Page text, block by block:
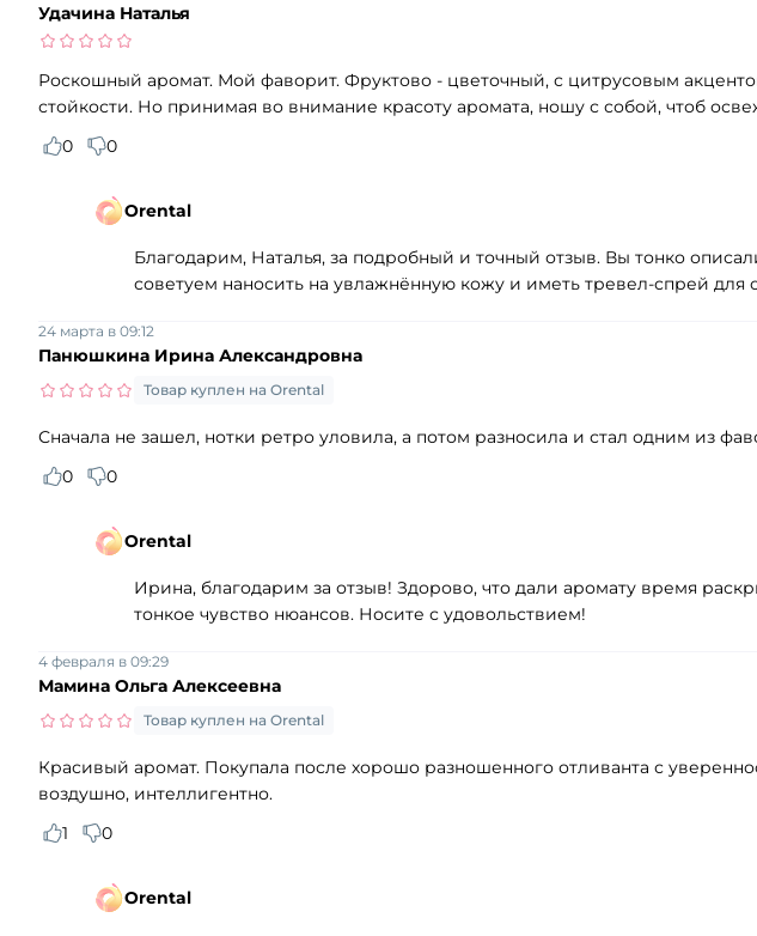
Удачина Наталья
Роскошный аромат. Мой фаворит. Фруктово - цветочный, с цитрусовым
стойкости. Но принимая во внимание красоту аромата, ношу с собой, чтоб
0
0
Orental
Благодарим, Наталья, за подробный и точный отзыв. Вы тонко
советуем наносить на увлажнённую кожу и иметь тревел‑спрей
Панюшкина Ирина Александровна
24 марта в 09:12
Товар куплен на Orental
Сначала не зашел, нотки ретро уловила, а потом разносила и стал одним из
0
0
Orental
Ирина, благодарим за отзыв! Здорово, что дали аромату время
тонкое чувство нюансов. Носите с удовольствием!
Мамина Ольга Алексеевна
4 февраля в 09:29
Товар куплен на Orental
Красивый аромат. Покупала после хорошо разношенного отливанта с
воздушно, интеллигентно.
1
0
Orental